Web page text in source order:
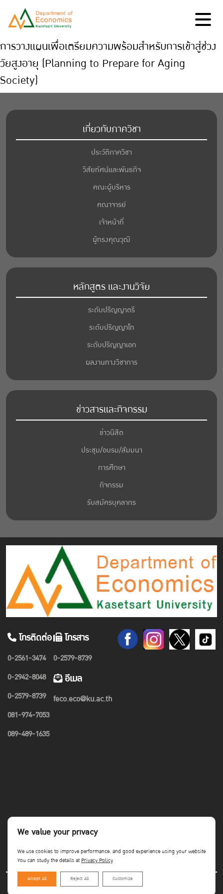
การวางแผนเพื่อเตรียมความพร้อมสำหรับการเข้าสู่ช่วง
วัยสูงอายุ (Planning to Prepare for Aging
Society)
เกี่ยวกับภาควิชา
ประวัติภาควิชา
วิสัยทัศน์และพันธกิจ
คณะผู้บริหาร
คณาจารย์
เจ้าหน้าที่
ผู้ทรงคุณวุฒิ
หลักสูตร และงานวิจัย
ระดับปริญญาตรี
ระดับปริญญาโท
ระดับปริญญาเอก
ผลงานทางวิชาการ
ข่าวสารและกิจกรรม
ข่าวนิสิต
ประชุม/อบรม/สัมมนา
การศึกษา
กิจกรรม
รับสมัครบุคลากร
โทรติดต่อ
0-2561-3474
0-2942-8048
0-2579-8739
081-974-7053
089-489-1635
โทรสาร
0-2579-8739
อีเมล
feco.eco@ku.ac.th
Copyright©Faculty of Economics KU
We value your privacy
We use cookies to improve performance. and good experience using your website
You can study the details atPrivacy Policy
Accept All Reject All Customize